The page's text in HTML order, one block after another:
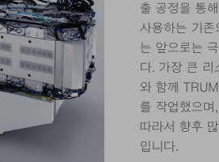
출 공정을 통
사용하는 기
는 앞으로는
다. 가장 큰 리
와 함께
를 작업했으
따라서 향후
입니다.